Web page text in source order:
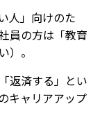
人」向けのた
社員の方は「教育
）。
返済する」とい
キャリアアップ